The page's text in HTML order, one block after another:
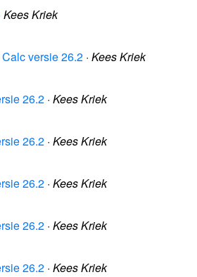
Kees Kriek
versie 26.2 · Kees Kriek
26.2 · Kees Kriek
26.2 · Kees Kriek
26.2 · Kees Kriek
26.2 · Kees Kriek
26.2 · Kees Kriek